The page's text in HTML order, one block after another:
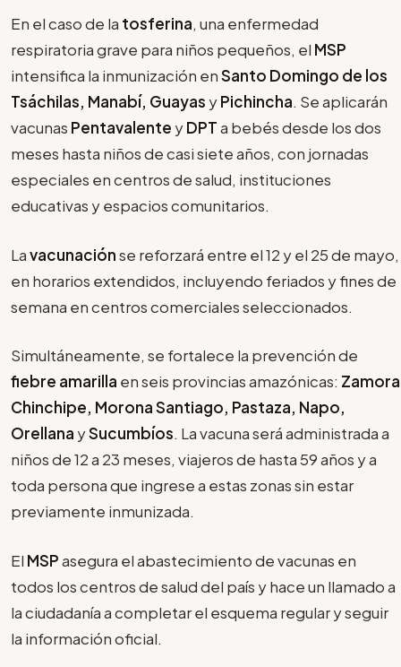
En el caso de la tosferina, una enfermedad
respiratoria grave para niños pequeños, el MSP
intensifica la inmunización enSanto Domingo de los
Tsáchilas, Manabí, Guayas yPichincha. Se aplicarán
vacunas Pentavalente yDPTa bebés desde los dos
meses hasta niños de casi siete años, con jornadas
especiales en centros de salud, instituciones
educativas y espacios comunitarios.
Lavacunaciónse reforzará entre el 12 y el 25 de mayo,
en horarios extendidos, incluyendo feriados y fines de
semana en centros comerciales seleccionados.
Simultáneamente, se fortalece la prevención de
fiebre amarilla en seis provincias amazónicas: Zamora
Chinchipe, Morona Santiago, Pastaza, Napo,
Orellana ySucumbíos. La vacuna será administrada a
niños de 12 a 23 meses, viajeros de hasta 59 años y a
toda persona que ingrese a estas zonas sin estar
previamente inmunizada.
El MSPasegura el abastecimiento de vacunas en
todos los centros de salud del país y hace un llamado a
la ciudadanía a completar el esquema regular y seguir
la información oficial.